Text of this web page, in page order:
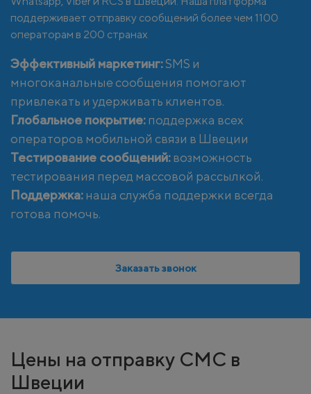
поддерживает отправку сообщений более чем 1100
операторам в 200 странах
Эффективный маркетинг:SMS и
многоканальные сообщения помогают
привлекать и удерживать клиентов.
Глобальное покрытие:поддержка всех
операторов мобильной связи в Швеции
Тестирование сообщений:возможность
тестирования перед массовой рассылкой.
Поддержка:наша служба поддержки всегда
готова помочь.
Заказать звонок
Цены на отправку СМС в
Швеции